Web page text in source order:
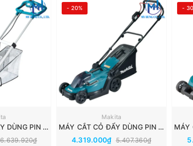
MÁY CẮT CỎ ĐẨY DÙNG PIN 18V MAKITA DLM230Z
6.639.920₫
- 20%
Makita
MÁY CẮT CỎ ĐẨY DÙNG PIN 18V MAKITA DLM330Z
4.319.000₫ 5.407.360₫
-